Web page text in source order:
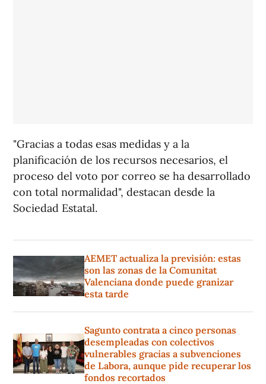
"Gracias a todas esas medidas y a la
planificación de los recursos necesarios, el
proceso del voto por correo se ha desarrollado
con total normalidad", destacan desde la
Sociedad Estatal.
AEMET actualiza la previsión: estas
son las zonas de la Comunitat
Valenciana donde puede granizar
esta tarde
Sagunto contrata a cinco personas
desempleadas con colectivos
vulnerables gracias a subvenciones
de Labora, aunque pide recuperar los
fondos recortados